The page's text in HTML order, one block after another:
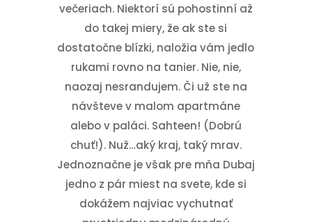
večeriach. Niektorí sú pohostinní až
do takej miery, že ak ste si
dostatočne blízki, naložia vám jedlo
rukami rovno na tanier. Nie, nie,
naozaj nesrandujem. Či už ste na
návšteve v malom apartmáne
alebo v paláci. Sahteen! (Dobrú
chuť!). Nuž…aký kraj, taký mrav.
Jednoznačne je však pre mňa Dubaj
jedno z pár miest na svete, kde si
dokážem najviac vychutnať